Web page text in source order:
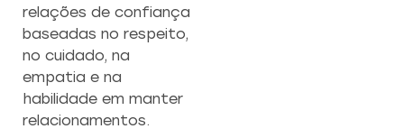
relações de confiança
baseadas no respeito,
no cuidado, na
empatia e na
habilidade em manter
relacionamentos.